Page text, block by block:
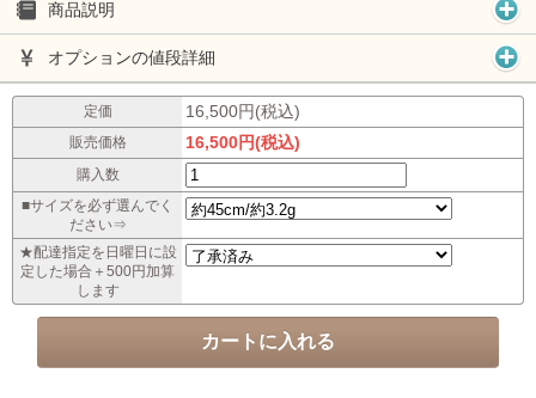
商品説明
オプションの値段詳細
定価 16,500円(税込)
販売価格 16,500円(税込)
購入数
■サイズを必ず選んでく
ださい⇒
★配達指定を日曜日に設
定した場合＋500円加算
します